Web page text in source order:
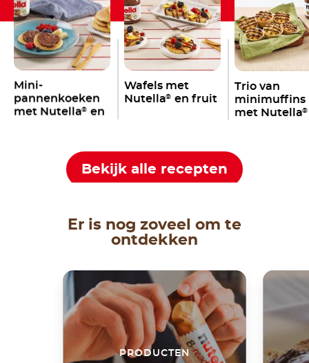
Mini-
pannenkoeken
met Nutella® en
Wafels met
Nutella® en fruit
Trio van
minimuffins
met Nutella®
Bekijk alle recepten
Er is nog zoveel om te
ontdekken
PRODUCTEN